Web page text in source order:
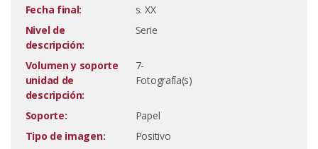
Fecha final:
s. XX
Nivel de
descripción:
Serie
Volumen y soporte
unidad de
descripción:
7-
Fotografía(s)
Soporte:
Papel
Tipo de imagen:
Positivo